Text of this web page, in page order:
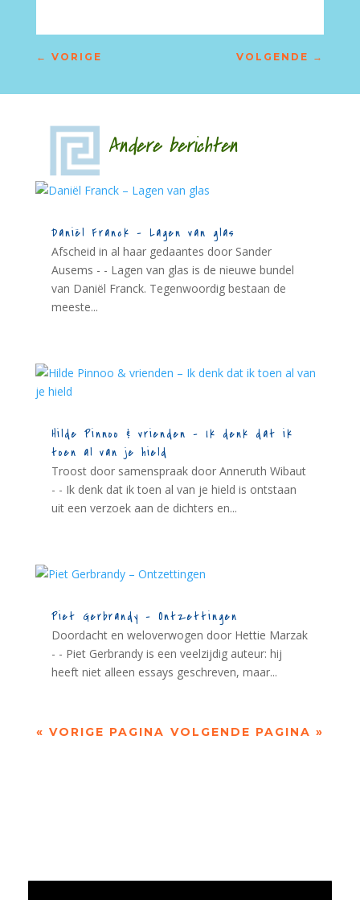
← VORIGE VOLGENDE →
Andere berichten
Daniël Franck – Lagen van glas
Afscheid in al haar gedaantes door Sander
Ausems - - Lagen van glas is de nieuwe bundel
van Daniël Franck. Tegenwoordig bestaan de
meeste...
Hilde Pinnoo & vrienden – Ik denk dat ik
toen al van je hield
Troost door samenspraak door Anneruth Wibaut
- - Ik denk dat ik toen al van je hield is ontstaan
uit een verzoek aan de dichters en...
Piet Gerbrandy – Ontzettingen
Doordacht en weloverwogen door Hettie Marzak
- - Piet Gerbrandy is een veelzijdig auteur: hij
heeft niet alleen essays geschreven, maar...
« VORIGE PAGINA VOLGENDE PAGINA »